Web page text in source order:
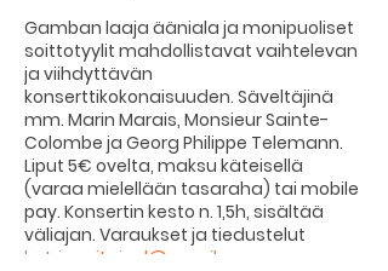
Gamban laaja ääniala ja monipuoliset
soittotyylit mahdollistavat vaihtelevan
ja viihdyttävän
konserttikokonaisuuden. Säveltäjinä
mm. Marin Marais, Monsieur Sainte-
Colombe ja Georg Philippe Telemann.
Liput 5€ ovelta, maksu käteisellä
(varaa mielellään tasaraha) tai mobile
pay. Konsertin kesto n. 1,5h, sisältää
väliajan. Varaukset ja tiedustelut
katri.susitaival@gmail.com